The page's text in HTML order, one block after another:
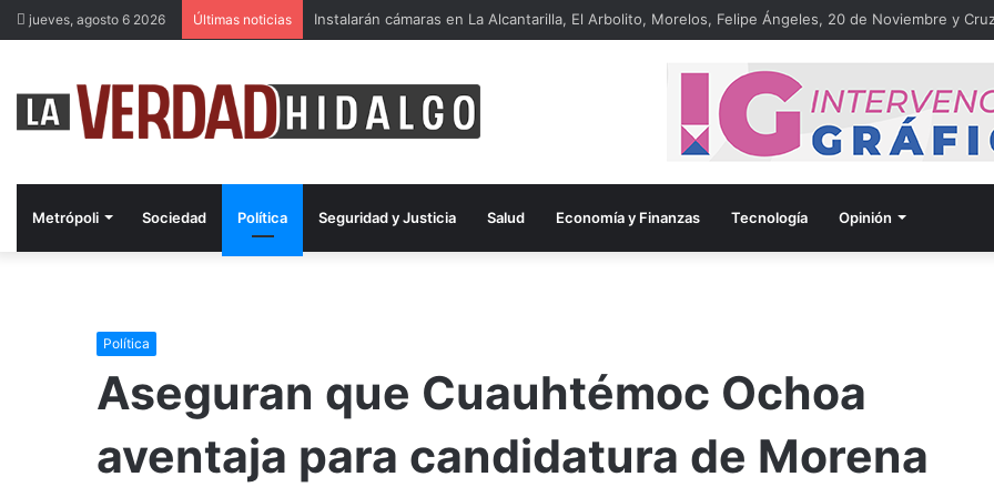
jueves, agosto 6 2026 Últimas noticias Instalarán cámaras en La Alcantarilla, El Arbolito, Morelos, Felipe Ángeles, 20 de Noviembre y
Metrópoli Sociedad Política Seguridad y Justicia Salud Economía y Finanzas Tecnología Opinión
Política
Aseguran que Cuauhtémoc Ochoa
aventaja para candidatura de Morena